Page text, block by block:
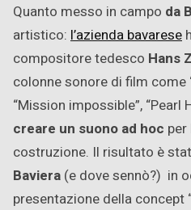
Quanto messo in campo da
artistico: l’azienda bavarese
compositore tedesco Hans
colonne sonore di film come
“Mission impossible”,
creare un suono ad hoc
costruzione. Il risultato è
Baviera (e dove sennò?) in
presentazione della concept